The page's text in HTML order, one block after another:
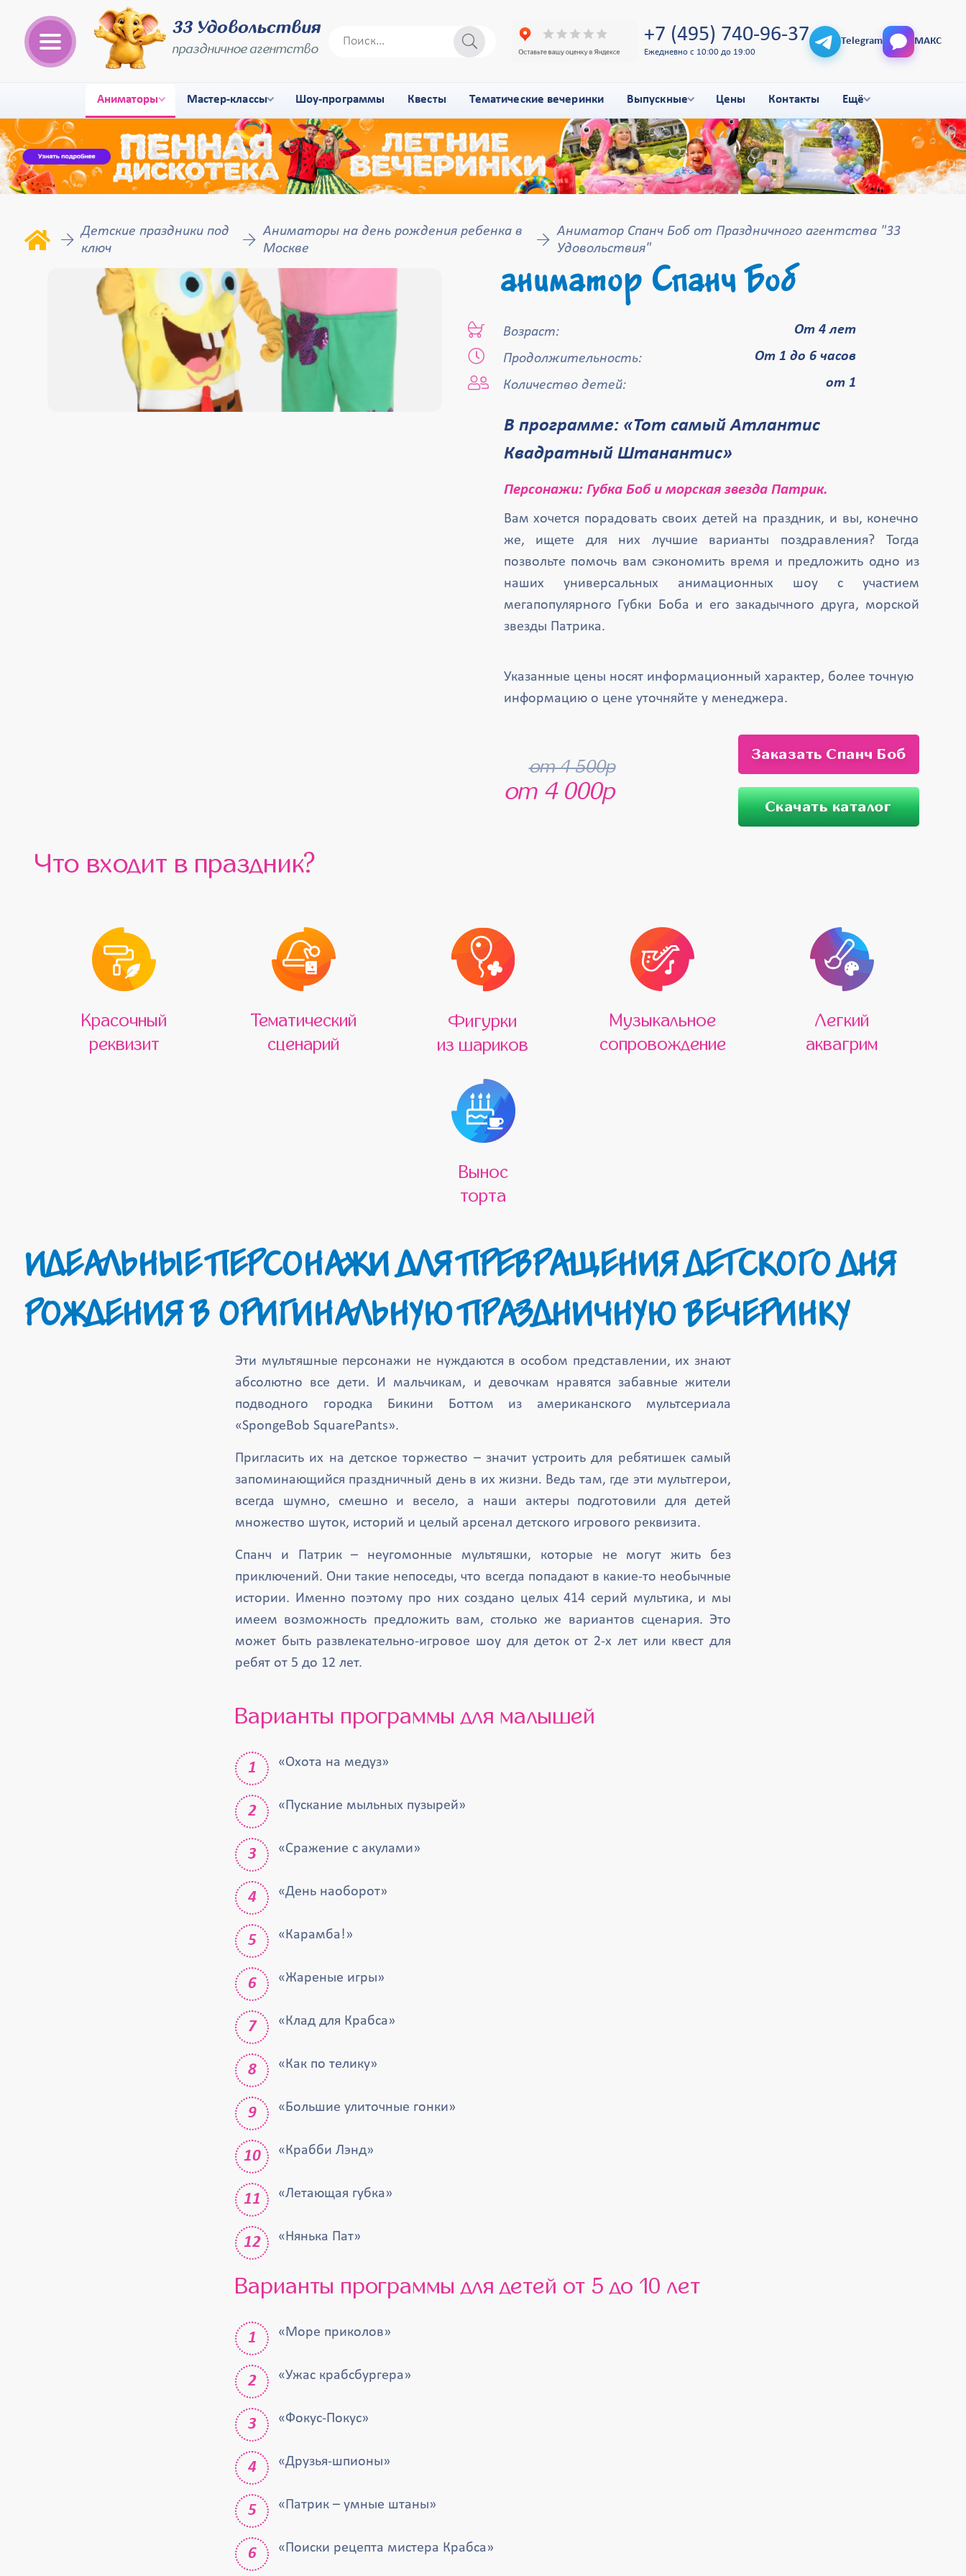
33 Удовольствия
праздничное агентство
+7 (495) 740-96-37
Ежедневно с 10:00 до 19:00
Telegram МАКС
Аниматоры Мастер-классы Шоу-программы Квесты Тематические вечеринки Выпускные Цены Контакты Ещё
Детские праздники под
ключ
Аниматоры на день рождения ребенка в
Москве
Аниматор Спанч Боб от Праздничного агентства "33
Удовольствия"
аниматор Спанч Боб
Возраст:
От 4 лет
Продолжительность:
От 1 до 6 часов
Количество детей:
от 1
В программе: «Тот самый Атлантис
Квадратный Штанантис»
Персонажи: Губка Боб и морская звезда Патрик.
Вам хочется порадовать своих детей на праздник, и вы, конечно
же, ищете для них лучшие варианты поздравления? Тогда
позвольте помочь вам сэкономить время и предложить одно из
наших универсальных анимационных шоу с участием
мегапопулярного Губки Боба и его закадычного друга, морской
звезды Патрика.
Указанные цены носят информационный характер, более точную
информацию о цене уточняйте у менеджера.
от 4 500р
от 4 000р
Заказать Спанч Боб
Скачать каталог
Что входит в праздник?
Красочный
реквизит
Тематический
сценарий
Фигурки
из шариков
Музыкальное
сопровождение
Легкий
аквагрим
Вынос
торта
ИДЕАЛЬНЫЕ ПЕРСОНАЖИ ДЛЯ ПРЕВРАЩЕНИЯ ДЕТСКОГО ДНЯ
РОЖДЕНИЯ В ОРИГИНАЛЬНУЮ ПРАЗДНИЧНУЮ ВЕЧЕРИНКУ
Эти мультяшные персонажи не нуждаются в особом представлении, их знают
абсолютно все дети. И мальчикам, и девочкам нравятся забавные жители
подводного городка Бикини Боттом из американского мультсериала
«SpongeBob SquarePants».
Пригласить их на детское торжество – значит устроить для ребятишек самый
запоминающийся праздничный день в их жизни. Ведь там, где эти мультгерои,
всегда шумно, смешно и весело, а наши актеры подготовили для детей
множество шуток, историй и целый арсенал детского игрового реквизита.
Спанч и Патрик – неугомонные мультяшки, которые не могут жить без
приключений. Они такие непоседы, что всегда попадают в какие-то необычные
истории. Именно поэтому про них создано целых 414 серий мультика, и мы
имеем возможность предложить вам, столько же вариантов сценария. Это
может быть развлекательно-игровое шоу для деток от 2-х лет или квест для
ребят от 5 до 12 лет.
Варианты программы для малышей
«Охота на медуз»
«Пускание мыльных пузырей»
«Сражение с акулами»
«День наоборот»
«Карамба!»
«Жареные игры»
«Клад для Крабса»
«Как по телику»
«Большие улиточные гонки»
«Крабби Лэнд»
«Летающая губка»
«Нянька Пат»
Варианты программы для детей от 5 до 10 лет
«Море приколов»
«Ужас крабсбургера»
«Фокус-Покус»
«Друзья-шпионы»
«Патрик – умные штаны»
«Поиски рецепта мистера Крабса»